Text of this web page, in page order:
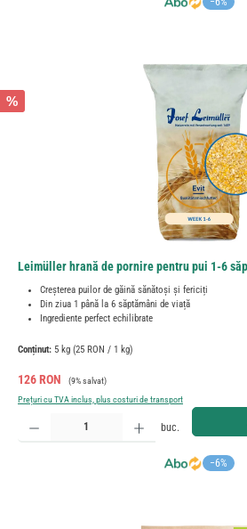
%
Leimüller hrană de pornire pentru pui 1-6
Creșterea puilor de găină sănătoși și fericiți
Din ziua 1 până la 6 săptămâni de viață
Ingrediente perfect echilibrate
Conținut: 5 kg (25 RON / 1 kg)
Preț de vânzare:
126 RON Preț obișnuit:
(9% salvat)
Prețuri cu TVA inclus, plus costuri de transport
−6%
Cantitate produs: Introduceți cantitatea dorită sau utilizați
buc.